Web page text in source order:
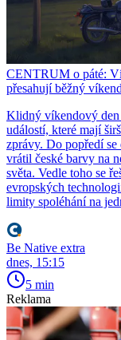
CENTRUM o páté:
přesahují běžný víkend
Klidný víkendový
událostí, které mají
zprávy. Do popředí se
vrátil české barvy na
světa. Vedle toho se
evropských
limity spoléhání na
Be Native extra
dnes, 15:15
5 min
Reklama